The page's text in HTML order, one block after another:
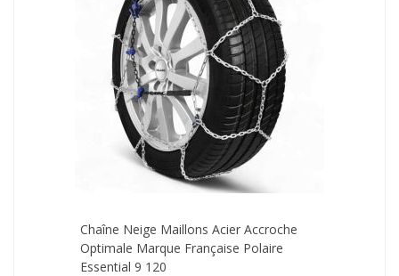
Chaîne Neige Maillons Acier Accroche
Optimale Marque Française Polaire
Essential 9 120